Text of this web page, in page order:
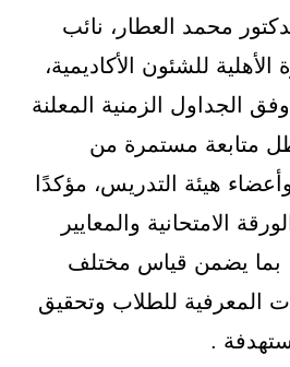
محمد العطار، نائب
للشئون الأكاديمية،
الجداول الزمنية المعلنة
متابعة مستمرة من
وأعضاء هيئة التدريس، مؤكدًا
الامتحانية والمعايير
بما يضمن قياس مختلف
المعرفية للطلاب وتحقيق
.